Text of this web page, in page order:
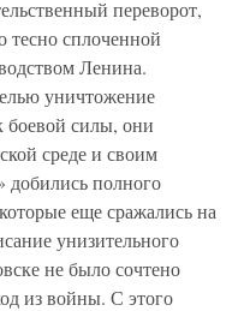
переворот,
сплоченной
Ленина.
уничтожение
боевой силы, они
среде и своим
добились полного
еще сражались на
унизительного
не было сочтено
из войны. С этого